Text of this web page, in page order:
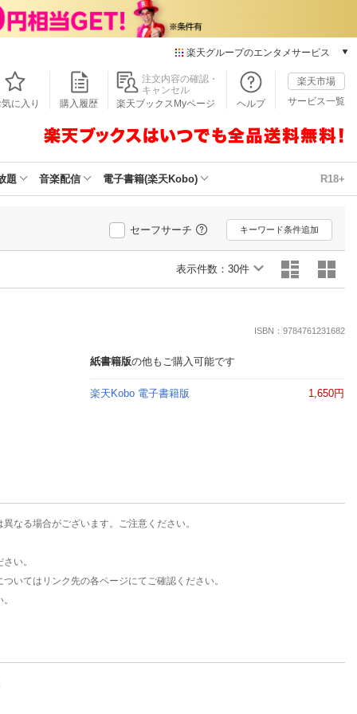
楽天グループのエンタメサービス
本/ゲーム/CD/DVD
楽天ブックス
楽天Kobo
動画配信
楽天TV
動画配信ガイド
楽天チケット
気に入り 購入履歴
注文内容の確認・
キャンセル
楽天ブックスMyページ
ヘルプ
楽天市場
サービス一覧
題 音楽配信 電子書籍(楽天Kobo) R18+
セーフサーチ キーワード条件追加
表示件数： 30件
ISBN：9784761231682
紙書籍版の他もご購入可能です
楽天Kobo 電子書籍版 1,650円
なる場合がございます。ご注意ください。
い。
いてはリンク先の各ページにてご確認ください。